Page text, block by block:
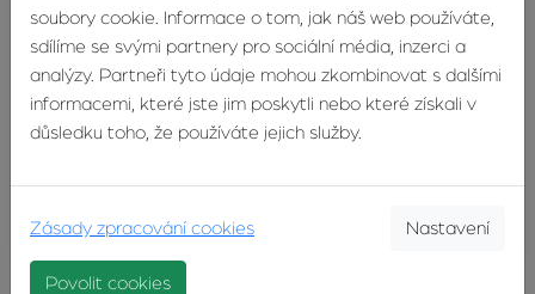
NOVINKA
Na Jordálce, Uherské Hradiště
10 350 000 Kč
soubory cookie. Informace o tom, jak náš web používáte,
sdílíme se svými partnery pro sociální média, inzerci a
analýzy. Partneři tyto údaje mohou zkombinovat s dalšími
informacemi, které jste jim poskytli nebo které získali v
důsledku toho, že používáte jejich služby.
Zásady zpracování cookies Nastavení
Povolit cookies